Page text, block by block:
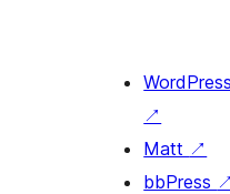
↗
Matt ↗
bbPress ↗